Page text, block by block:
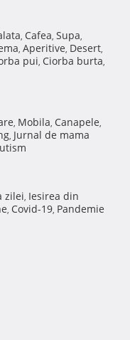
, Cafea, Supa,
, Aperitive, Desert,
pui, Ciorba burta,
, Mobila, Canapele,
, Jurnal de mama
zilei, Iesirea din
, Covid-19, Pandemie